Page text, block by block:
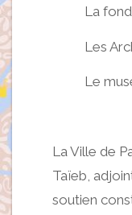
La
Les
Le
La Ville de
Taïeb,
soutien